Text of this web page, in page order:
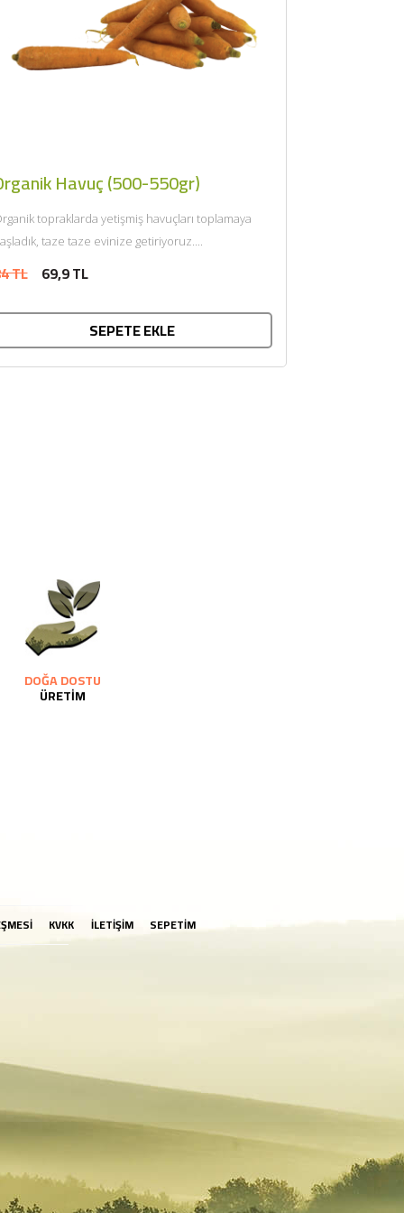
Havuç (500-550gr)
topraklarda yetişmiş havuçları toplamaya
taze taze evinize getiriyoruz....
TL 69,9 TL
SEPETE EKLE
DOĞA DOSTU
ÜRETİM
KVKK İLETİŞİM SEPETİM